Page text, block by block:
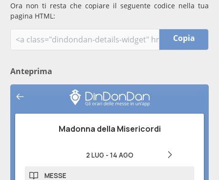
Ora non ti resta che copiare il seguente codice nella tua
pagina HTML:
Copia
Anteprima